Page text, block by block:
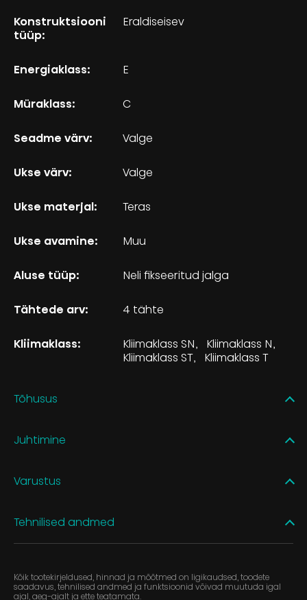
Konstruktsiooni
tüüp:
Eraldiseisev
Energiaklass: E
Müraklass: C
Seadme värv: Valge
Ukse värv: Valge
Ukse materjal: Teras
Ukse avamine: Muu
Aluse tüüp: Neli fikseeritud jalga
Tähtede arv: 4 tähte
Kliimaklass: Kliimaklass SN
Kliimaklass N
Kliimaklass ST
Kliimaklass T
Tõhusus
Juhtimine
Varustus
Tehnilised andmed
Kõik tootekirjeldused, hinnad ja mõõtmed on ligikaudsed, toodete
saadavus, tehnilised andmed ja funktsioonid võivad muutuda igal
ajal, aeg-ajalt ja ette teatamata.